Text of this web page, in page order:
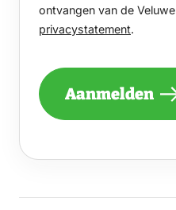
GRAAG
EENS
PER
EEN
ONTVANGEN
EN
ontvangen van de Veluwe
privacystatement.
Aanmelden